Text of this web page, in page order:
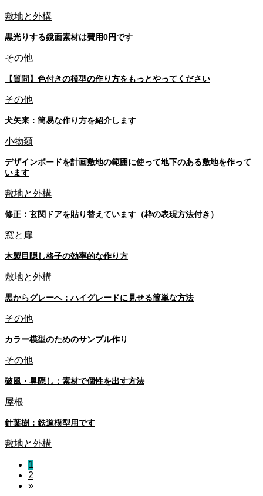
敷地と外構
黒光りする鏡面素材は費用0円です
その他
【質問】色付きの模型の作り方をもっとやってください
その他
犬矢来：簡易な作り方を紹介します
小物類
デザインボードを計画敷地の範囲に使って地下のある敷地を作って
います
敷地と外構
修正：玄関ドアを貼り替えています（枠の表現方法付き）
窓と扉
木製目隠し格子の効率的な作り方
敷地と外構
黒からグレーへ：ハイグレードに見せる簡単な方法
その他
カラー模型のためのサンプル作り
その他
破風・鼻隠し：素材で個性を出す方法
屋根
針葉樹：鉄道模型用です
敷地と外構
1
2
»